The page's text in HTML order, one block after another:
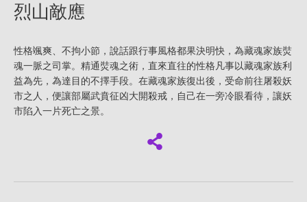
烈山敵應
性格颯爽、不拘小節，說話跟行事風格都果決明快，為藏魂家族焋
魂一脈之司掌。精通焋魂之術，直來直往的性格凡事以藏魂家族利
益為先，為達目的不擇手段。在藏魂家族復出後，受命前往屠殺妖
市之人，便讓部屬武賁征凶大開殺戒，自己在一旁冷眼看待，讓妖
市陷入一片死亡之景。